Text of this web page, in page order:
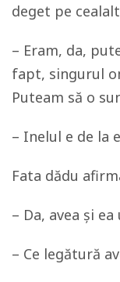
deget pe
– Eram, da,
fapt, singurul
Puteam să o
– Inelul e de la
Fata dădu
– Da, avea și
– Ce legătură